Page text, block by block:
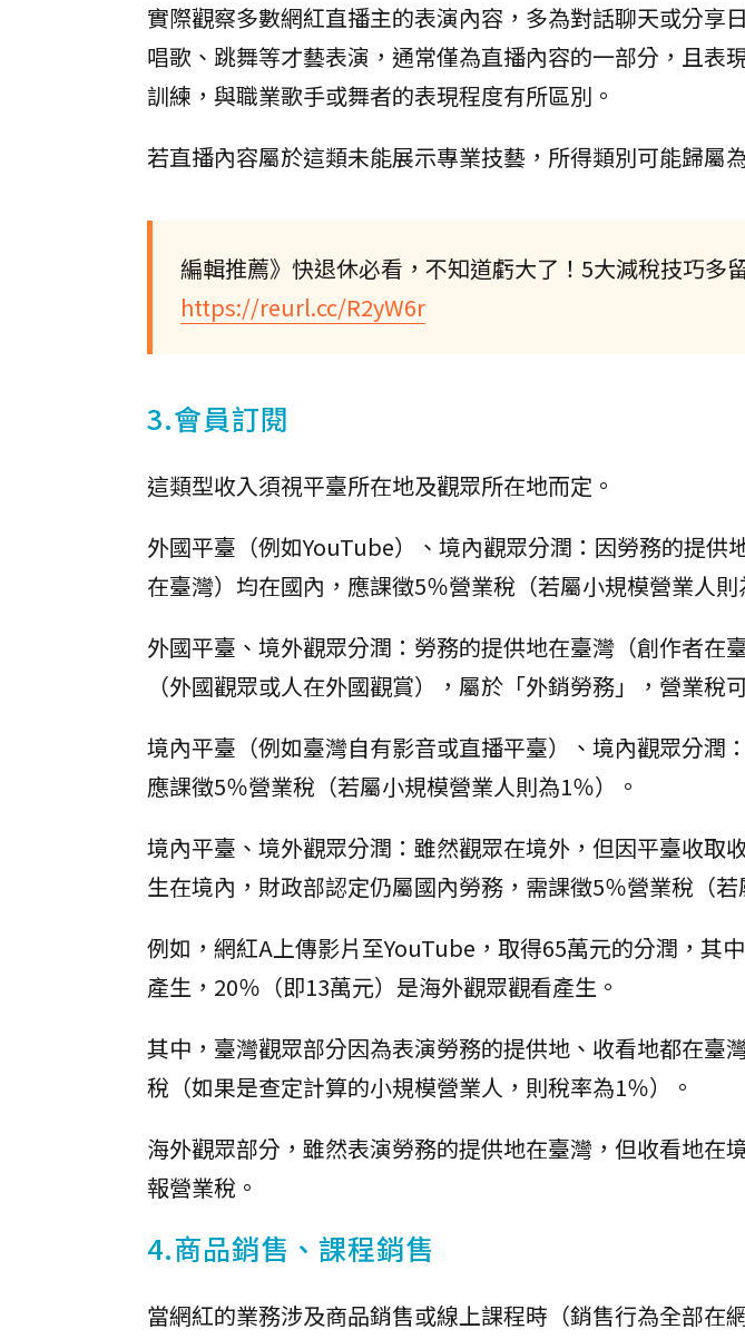
實際觀察多數網紅直播主的表演內容，多為對話聊天或分享
唱歌、跳舞等才藝表演，通常僅為直播內容的一部分，且表
訓練，與職業歌手或舞者的表現程度有所區別。
若直播內容屬於這類未能展示專業技藝，所得類別可能歸屬
編輯推薦》快退休必看，不知道虧大了！5大減稅技巧多
https://reurl.cc/R2yW6r
3.會員訂閱
這類型收入須視平臺所在地及觀眾所在地而定。
外國平臺（例如YouTube）、境內觀眾分潤：因勞務的提供
在臺灣）均在國內，應課徵5％營業稅（若屬小規模營業人則
外國平臺、境外觀眾分潤：勞務的提供地在臺灣（創作者在
（外國觀眾或人在外國觀賞），屬於「外銷勞務」，營業稅
境內平臺（例如臺灣自有影音或直播平臺）、境內觀眾分潤
應課徵5％營業稅（若屬小規模營業人則為1％）。
境內平臺、境外觀眾分潤：雖然觀眾在境外，但因平臺收取
生在境內，財政部認定仍屬國內勞務，需課徵5％營業稅（
例如，網紅A上傳影片至YouTube，取得65萬元的分潤，其
產生，20％（即13萬元）是海外觀眾觀看產生。
其中，臺灣觀眾部分因為表演勞務的提供地、收看地都在臺
稅（如果是查定計算的小規模營業人，則稅率為1％）。
海外觀眾部分，雖然表演勞務的提供地在臺灣，但收看地在
報營業稅。
4.商品銷售、課程銷售
當網紅的業務涉及商品銷售或線上課程時（銷售行為全部在